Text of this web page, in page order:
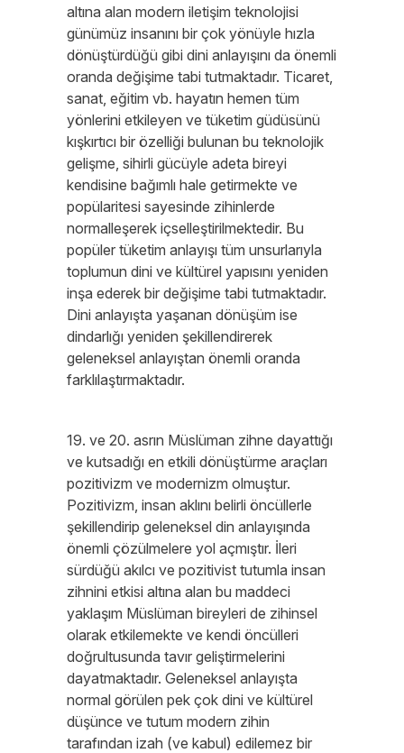
altına alan modern iletişim teknolojisi
günümüz insanını bir çok yönüyle hızla
dönüştürdüğü gibi dini anlayışını da önemli
oranda değişime tabi tutmaktadır. Ticaret,
sanat, eğitim vb. hayatın hemen tüm
yönlerini etkileyen ve tüketim güdüsünü
kışkırtıcı bir özelliği bulunan bu teknolojik
gelişme, sihirli gücüyle adeta bireyi
kendisine bağımlı hale getirmekte ve
popülaritesi sayesinde zihinlerde
normalleşerek içselleştirilmektedir. Bu
popüler tüketim anlayışı tüm unsurlarıyla
toplumun dini ve kültürel yapısını yeniden
inşa ederek bir değişime tabi tutmaktadır.
Dini anlayışta yaşanan dönüşüm ise
dindarlığı yeniden şekillendirerek
geleneksel anlayıştan önemli oranda
farklılaştırmaktadır.
19. ve 20. asrın Müslüman zihne dayattığı
ve kutsadığı en etkili dönüştürme araçları
pozitivizm ve modernizm olmuştur.
Pozitivizm, insan aklını belirli öncüllerle
şekillendirip geleneksel din anlayışında
önemli çözülmelere yol açmıştır. İleri
sürdüğü akılcı ve pozitivist tutumla insan
zihnini etkisi altına alan bu maddeci
yaklaşım Müslüman bireyleri de zihinsel
olarak etkilemekte ve kendi öncülleri
doğrultusunda tavır geliştirmelerini
dayatmaktadır. Geleneksel anlayışta
normal görülen pek çok dini ve kültürel
düşünce ve tutum modern zihin
tarafından izah (ve kabul) edilemez bir